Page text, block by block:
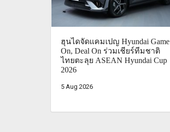
ฮุนไดจัดแคมเปญ Hyundai Game
On, Deal On ร่วมเชียร์ทีมชาติ
ไทยตะลุย ASEAN Hyundai Cup
2026
5 Aug 2026